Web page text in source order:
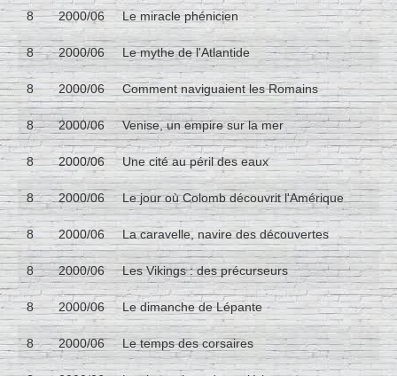
8 2000/06 Le miracle phénicien
8 2000/06 Le mythe de l'Atlantide
8 2000/06 Comment naviguaient les Romains
8 2000/06 Venise, un empire sur la mer
8 2000/06 Une cité au péril des eaux
8 2000/06 Le jour où Colomb découvrit l'Amérique
8 2000/06 La caravelle, navire des découvertes
8 2000/06 Les Vikings : des précurseurs
8 2000/06 Le dimanche de Lépante
8 2000/06 Le temps des corsaires